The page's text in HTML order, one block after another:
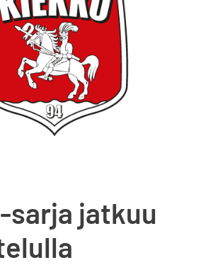
sarja jatkuu